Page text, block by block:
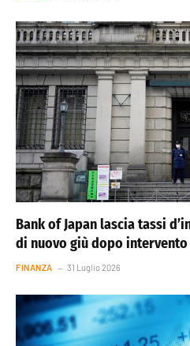
Bank of Japan lascia tassi
di nuovo giù dopo intervento
FINANZA 31 Luglio 2026